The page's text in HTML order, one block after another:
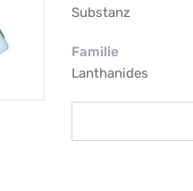
Substanz
Familie
Lanthanides